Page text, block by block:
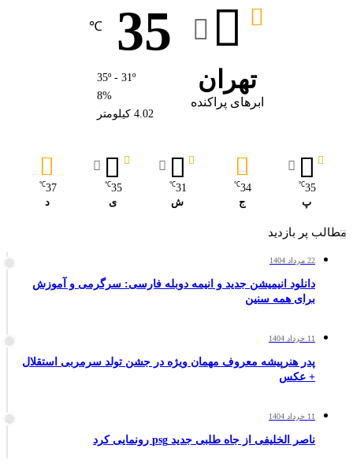
تهران
ابرهای پراکنده
35
℃
35º - 31º
8%
4.02 کیلومتر
35
℃
پ
34
℃
ج
31
℃
ش
35
℃
ی
37
℃
د
مطالب پر بازدید
22 مرداد 1404
دانلود انیمیشن جدید و انیمه دوبله فارسی: سرگرمی و آموزش
برای همه سنین
11 خرداد 1404
پدر هنرپیشه معروف مهمان ویژه در جشن تولد سرمربی استقلال
+ عکس
11 خرداد 1404
ناصر الخلیفی از جاه طلبی جدید psg رونمایی کرد